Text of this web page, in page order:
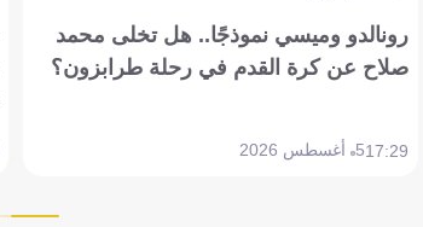
رونالدو وميسي نموذجًا.. هل تخلى محمد
صلاح عن كرة القدم في رحلة طرابزون؟
17:295 أغسطس 2026